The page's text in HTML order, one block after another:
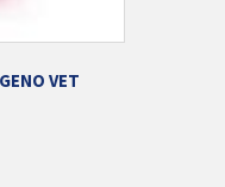
VET